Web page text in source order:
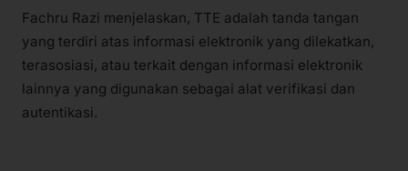
Fachru Razi menjelaskan, TTE adalah tanda tangan
yang terdiri atas informasi elektronik yang dilekatkan,
terasosiasi, atau terkait dengan informasi elektronik
lainnya yang digunakan sebagai alat verifikasi dan
autentikasi.